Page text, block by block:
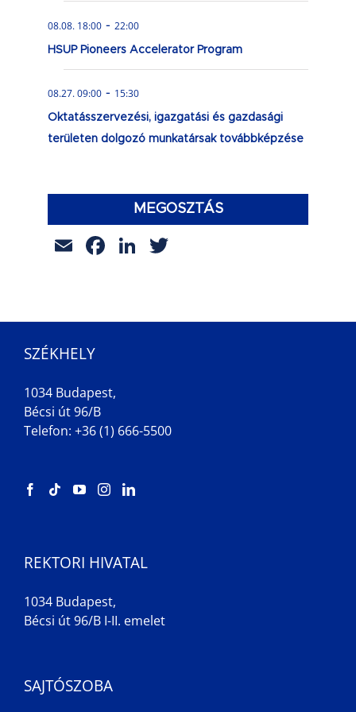
08.08. 18:00 - 22:00
HSUP Pioneers Accelerator Program
08.27. 09:00 - 15:30
Oktatásszervezési, igazgatási és gazdasági
területen dolgozó munkatársak továbbképzése
MEGOSZTÁS
EmailFacebook
LinkedIn
SZÉKHELY
1034 Budapest,
Bécsi út 96/B
Telefon: +36 (1) 666-5500
REKTORI HIVATAL
1034 Budapest,
Bécsi út 96/B I-II. emelet
SAJTÓSZOBA